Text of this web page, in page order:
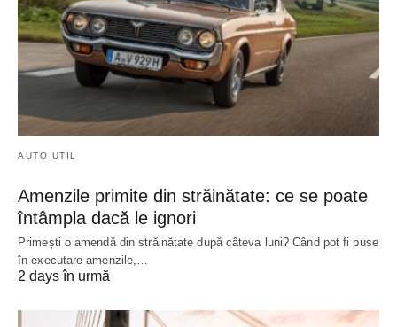
AUTO UTIL
Amenzile primite din străinătate: ce se poate
întâmpla dacă le ignori
Primești o amendă din străinătate după câteva luni? Când pot fi puse
în executare amenzile,…
2 days în urmă